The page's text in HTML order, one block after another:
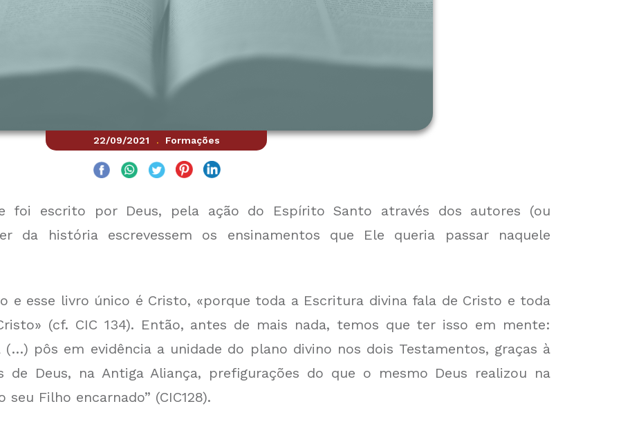
22/09/2021 . Formações
foi escrito por Deus, pela ação do Espírito Santo através dos autores (ou
da história escrevessem os ensinamentos que Ele queria passar naquele
e esse livro único é Cristo, «porque toda a Escritura divina fala de Cristo e toda
(cf. CIC 134). Então, antes de mais nada, temos que ter isso em mente:
pôs em evidência a unidade do plano divino nos dois Testamentos, graças à
de Deus, na Antiga Aliança, prefigurações do que o mesmo Deus realizou na
Filho encarnado” (CIC128).